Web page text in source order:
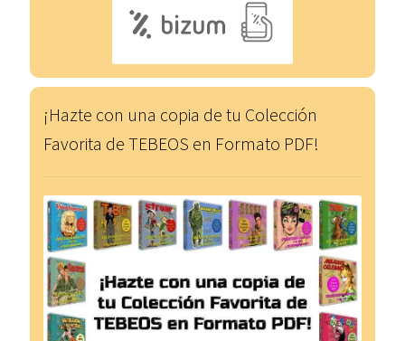
¡Hazte con una copia de tu Colección
Favorita de TEBEOS en Formato PDF!